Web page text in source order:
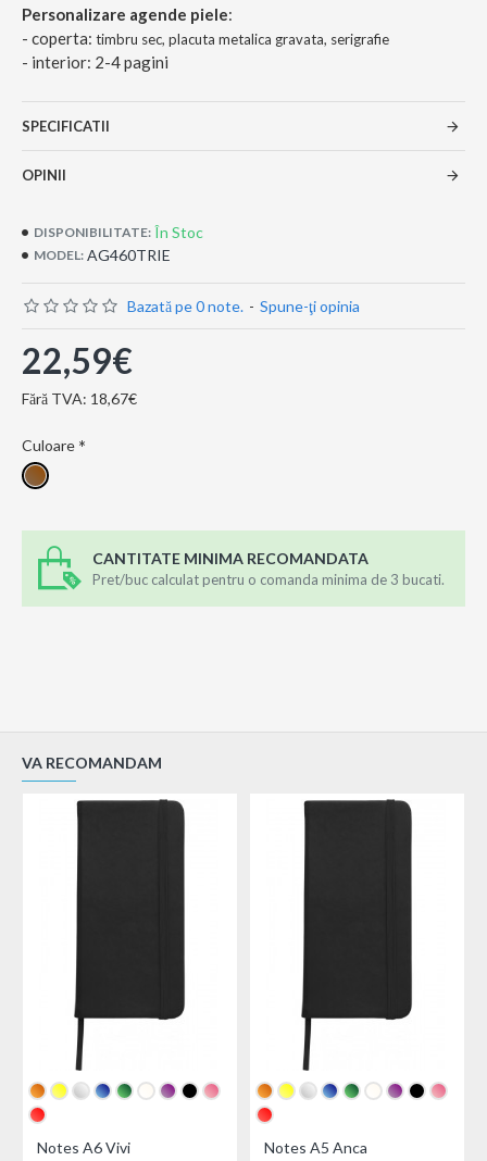
Personalizare agende piele:
- coperta: timbru sec, placuta metalica gravata, serigrafie
- interior: 2-4 pagini
SPECIFICATII
OPINII
DISPONIBILITATE: În Stoc
MODEL: AG460TRIE
Bazată pe 0 note. - Spune-ţi opinia
22,59€
Fără TVA: 18,67€
Culoare
CANTITATE MINIMA RECOMANDATA
Pret/buc calculat pentru o comanda minima de 3 bucati.
VA RECOMANDAM
Notes A6 Vivi Notes A5 Anca